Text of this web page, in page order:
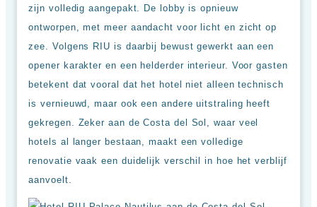
zijn volledig aangepakt. De lobby is opnieuw
ontworpen, met meer aandacht voor licht en zicht op
zee. Volgens RIU is daarbij bewust gewerkt aan een
opener karakter en een helderder interieur. Voor gasten
betekent dat vooral dat het hotel niet alleen technisch
is vernieuwd, maar ook een andere uitstraling heeft
gekregen. Zeker aan de Costa del Sol, waar veel
hotels al langer bestaan, maakt een volledige
renovatie vaak een duidelijk verschil in hoe het verblijf
aanvoelt.